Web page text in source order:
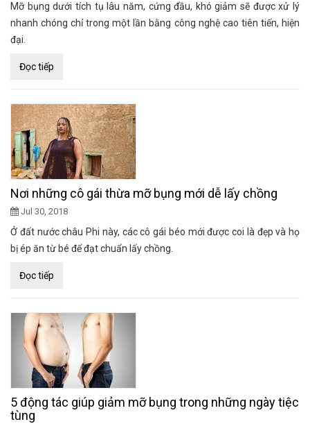
Mỡ bụng dưới tích tụ lâu năm, cứng đầu, khó giảm sẽ được xử lý
nhanh chóng chỉ trong một lần bằng công nghệ cao tiên tiến, hiện
đại.
Đọc tiếp
Nơi những cô gái thừa mỡ bụng mới dễ lấy chồng
Jul 30, 2018
Ở đất nước châu Phi này, các cô gái béo mới được coi là đẹp và họ
bị ép ăn từ bé để đạt chuẩn lấy chồng.
Đọc tiếp
5 động tác giúp giảm mỡ bụng trong những ngày tiệc
tùng